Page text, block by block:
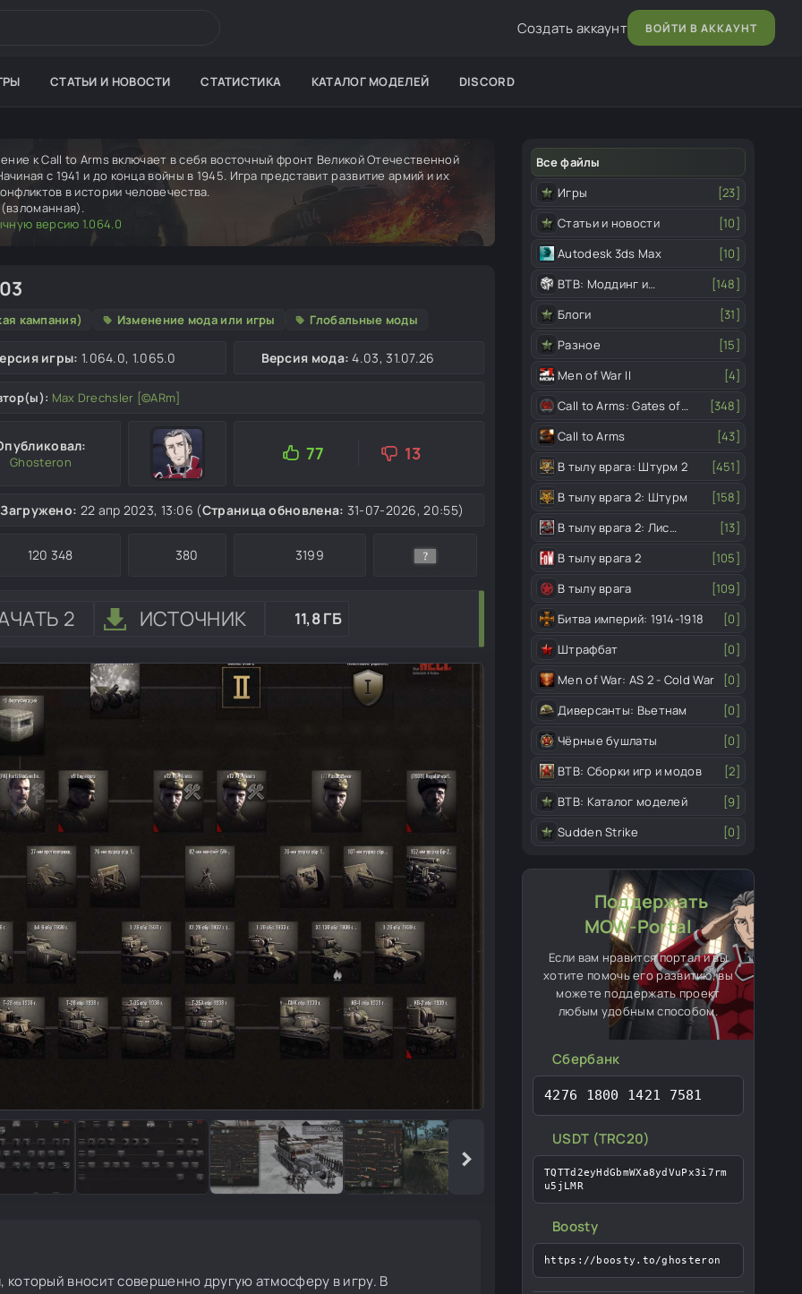
Создать аккаунт ВОЙТИ В АККАУНТ
СТАТЬИ И НОВОСТИ СТАТИСТИКА КАТАЛОГ МОДЕЛЕЙ DISCORD
к Call to Arms включает в себя восточный фронт Великой Отечественной
с 1941 и до конца войны в 1945. Игра представит развитие армий и их
в истории человечества.
версию 1.064.0
кампания) Изменение мода или игры Глобальные моды
игры: 1.064.0, 1.065.0 Версия мода: 4.03, 31.07.26
Max Drechsler [©ARm]
Ghosteron 77 13
Загружено: 22 апр 2023, 13:06 (Страница обновлена: 31-07-2026, 20:55)
120 348 380 3199
2 ИСТОЧНИК 11,8 ГБ
›
вносит совершенно другую атмосферу в игру. В
Все файлы
Игры
[23]
Статьи и новости
[10]
Autodesk 3ds Max
[10]
ВТВ: Моддинг и
[148]
Блоги
[31]
Разное
[15]
Men of War II
[4]
Call to Arms: Gates of
[348]
Call to Arms
[43]
В тылу врага: Штурм 2
[451]
В тылу врага 2: Штурм
[158]
В тылу врага 2: Лис
[13]
В тылу врага 2
[105]
В тылу врага
[109]
Битва империй: 1914-1918
[0]
Штрафбат
[0]
Men of War: AS 2 - Cold War
[0]
Диверсанты: Вьетнам
[0]
Чёрные бушлаты
[0]
ВТВ: Сборки игр и модов
[2]
ВТВ: Каталог моделей
[9]
Sudden Strike
[0]
Поддержать
MOW-Portal
Если вам нравится портал и вы
хотите помочь его развитию, вы
можете поддержать проект
любым удобным способом.
Сбербанк
4276 1800 1421 7581
USDT (TRC20)
TQTTd2eyHdGbmWXa8ydVuPx3i7rm
u5jLMR
Boosty
https://boosty.to/ghosteron